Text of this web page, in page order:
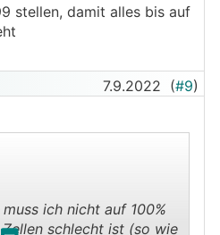
stellen, damit alles bis auf
7.9.2022 (#9)
ich nicht auf 100%
schlecht ist (so wie